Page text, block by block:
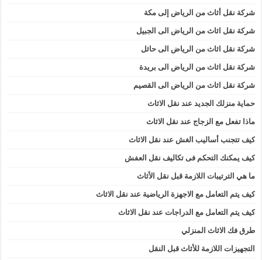
شركة نقل أثاث من الرياض إلى مكة
شركة نقل اثاث من الرياض الى الجبيل
شركة نقل اثاث من الرياض الى حائل
شركة نقل اثاث من الرياض الى بريدة
شركة نقل اثاث من الرياض الى القصيم
حماية منزلك الجديد عند نقل الاثاث
ماذا تفعل مع الزجاج عند نقل الاثاث
كيف تتجنب أساليب الغش عند نقل الاثاث
كيف يمكنك التحكم فى تكاليف نقل العفش
ما هي الترتيبات اللازمة قبل نقل الأثاث
كيف يتم التعامل مع الاجهزة الرياضية عند نقل الاثاث
كيف يتم التعامل مع الدراجات عند نقل الاثاث
طرق فك الاثاث المنزلي
التجهيزات اللازمة للأثاث قبل النقل